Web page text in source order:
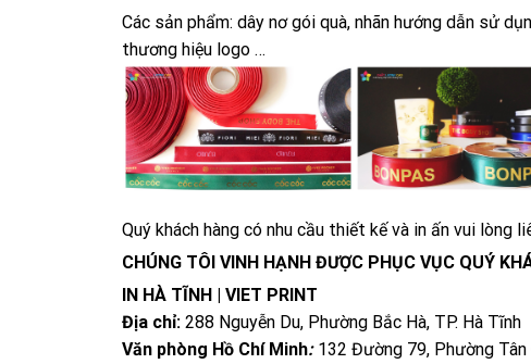
Các sản phẩm: dây nơ gói quà, nhãn hướng dẫn sử
thương hiệu logo …
Quý khách hàng có nhu cầu thiết kế và in ấn vui lòng
CHÚNG TÔI VINH HẠNH ĐƯỢC PHỤC VỤC QUÝ
IN HÀ TĨNH | VIET PRINT
Địa chỉ: 288 Nguyễn Du, Phường Bắc Hà, TP. Hà Tĩnh
Văn phòng Hồ Chí Minh:132 Đường 79, Phường Tân